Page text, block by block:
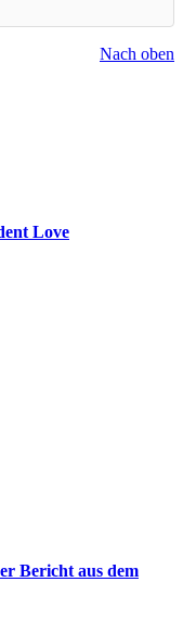
Nach oben
Love
Bericht aus dem